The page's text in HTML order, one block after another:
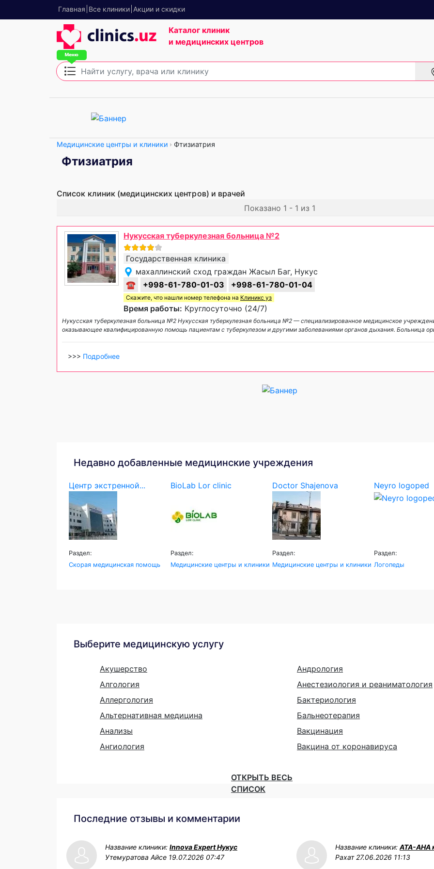
Главная Все клиники Акции и скидки
Каталог клиник
и медицинских центров
Медицинские центры и клиники Фтизиатрия
Фтизиатрия
Список клиник (медицинских центров) и врачей
Показано 1 - 1 из 1
Нукусская туберкулезная больница №2
Государственная клиника
махаллинский сход граждан Жасыл Баг, Нукус
☎
+998-61-780-01-03 +998-61-780-01-04
Скажите, что нашли номер телефона на Клиникс уз
Время работы: Круглосуточно (24/7)
Нукусская туберкулезная больница №2 Нукусская туберкулезная больница №2 — специализированное медицинское
оказывающее квалифицированную помощь пациентам с туберкулезом и другими заболеваниями органов дыхания. Больница
>>> Подробнее
Недавно добавленные медицинские учреждения
Центр экстренной...
Раздел:
Скорая медицинская помощь
BioLab Lor clinic
Раздел:
Медицинские центры и клиники
Doctor Shajenova
Раздел:
Медицинские центры и клиники
Neyro logoped
Раздел:
Логопеды
Выберите медицинскую услугу
Акушерство
Алгология
Аллергология
Альтернативная медицина
Анализы
Ангиология
Андрология
Анестезиология и реаниматология
Бактериология
Бальнеотерапия
Вакцинация
Вакцина от коронавируса
ОТКРЫТЬ ВЕСЬ
СПИСОК
Последние отзывы и комментарии
Название клиники: Innova Expert Нукус
Утемуратова Айсе 19.07.2026 07:47
Название клиники: АТА-АНА
Рахат 27.06.2026 11:13